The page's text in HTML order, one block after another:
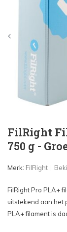
FilRight
750 g -
Merk: FilRight
FilRight Pro PLA+
uitstekend aan het
PLA+ filament is